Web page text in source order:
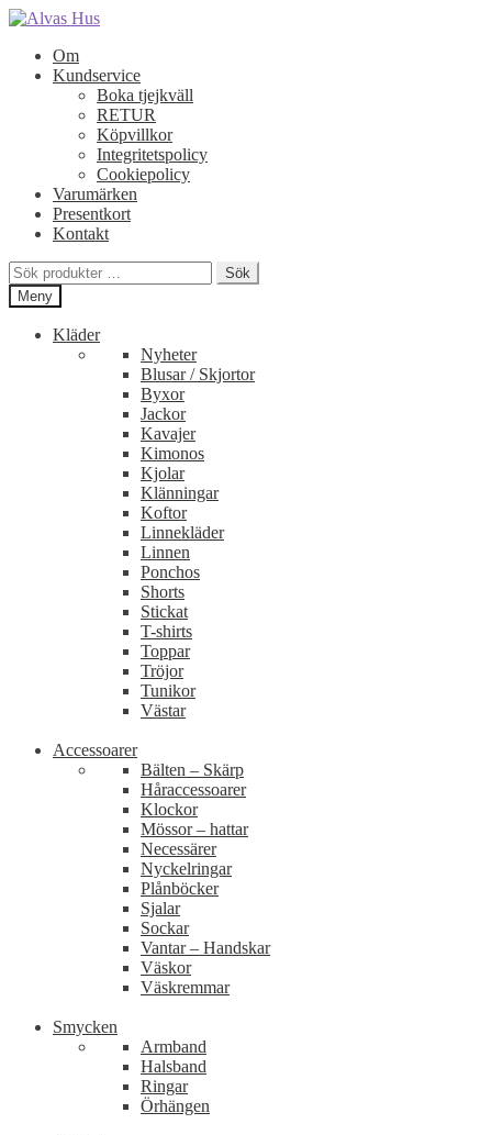
Hoppa
navigering
Hoppa
innehållOm
Kundservice
Boka tjejkväll
RETUR
Köpvillkor
Integritetspolicy
Cookiepolicy
Varumärken
Presentkort
Kontakt
Sök
efter:
Sök
Meny
Kläder
Nyheter
Blusar / Skjortor
Byxor
Jackor
Kavajer
Kimonos
Kjolar
Klänningar
Koftor
Linnekläder
Linnen
Ponchos
Shorts
Stickat
T-shirts
Toppar
Tröjor
Tunikor
Västar
Accessoarer
Bälten – Skärp
Håraccessoarer
Klockor
Mössor – hattar
Necessärer
Nyckelringar
Plånböcker
Sjalar
Sockar
Vantar – Handskar
Väskor
Väskremmar
Smycken
Armband
Halsband
Ringar
Örhängen